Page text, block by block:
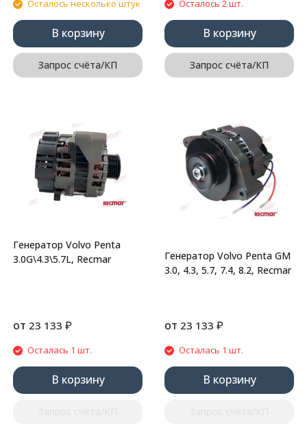
Осталось несколько штук
В корзину
Запрос счёта/КП
Осталось 2 шт.
В корзину
Запрос счёта/КП
Генератор Volvo Penta
3.0G\4.3\5.7L, Recmar
от 23 133 ₽
Осталась 1 шт.
В корзину
Генератор Volvo Penta GM
3.0, 4.3, 5.7, 7.4, 8.2, Recmar
от 23 133 ₽
Осталась 1 шт.
В корзину